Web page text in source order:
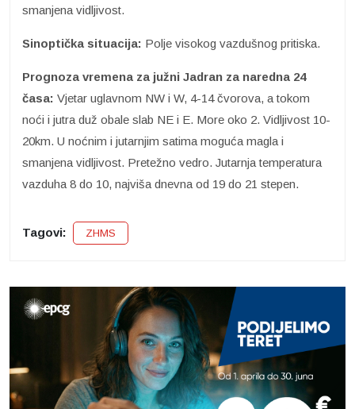
smanjena vidljivost.
Sinoptička situacija: Polje visokog vazdušnog pritiska.
Prognoza vremena za južni Jadran za naredna 24
časa: Vjetar uglavnom NW i W, 4-14 čvorova, a tokom
noći i jutra duž obale slab NE i E. More oko 2. Vidljivost 10-
20km. U noćnim i jutarnjim satima moguća magla i
smanjena vidljivost. Pretežno vedro. Jutarnja temperatura
vazduha 8 do 10, najviša dnevna od 19 do 21 stepen.
Tagovi: ZHMS